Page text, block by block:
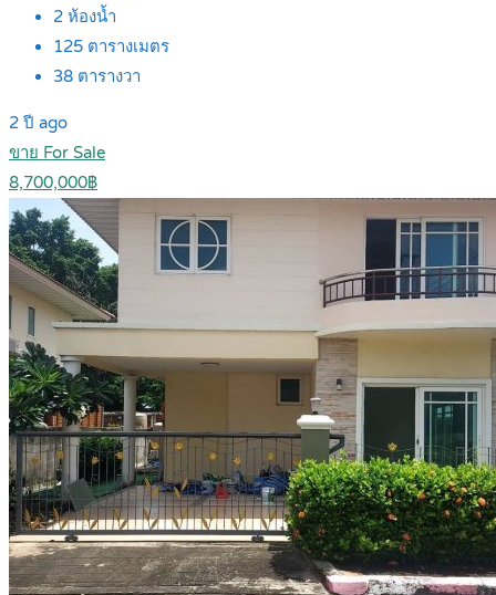
2 ห้องน้ำ
125 ตารางเมตร
38 ตารางวา
2 ปี ago
ขาย For Sale
8,700,000฿